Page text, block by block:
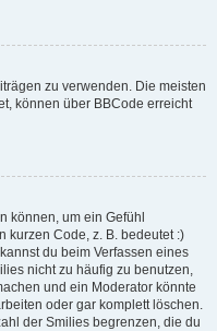
zu verwenden. Die meisten
können über BBCode erreicht
können, um ein Gefühl
kurzen Code, z. B. bedeutet :)
du beim Verfassen eines
nicht zu häufig zu benutzen,
und ein Moderator könnte
oder gar komplett löschen.
der Smilies begrenzen, die du